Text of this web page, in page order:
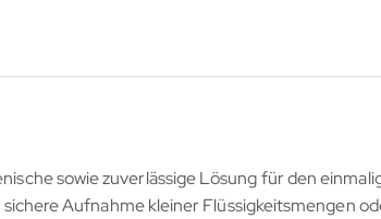
sowie zuverlässige Lösung für den
Aufnahme kleiner Flüssigkeitsmengen